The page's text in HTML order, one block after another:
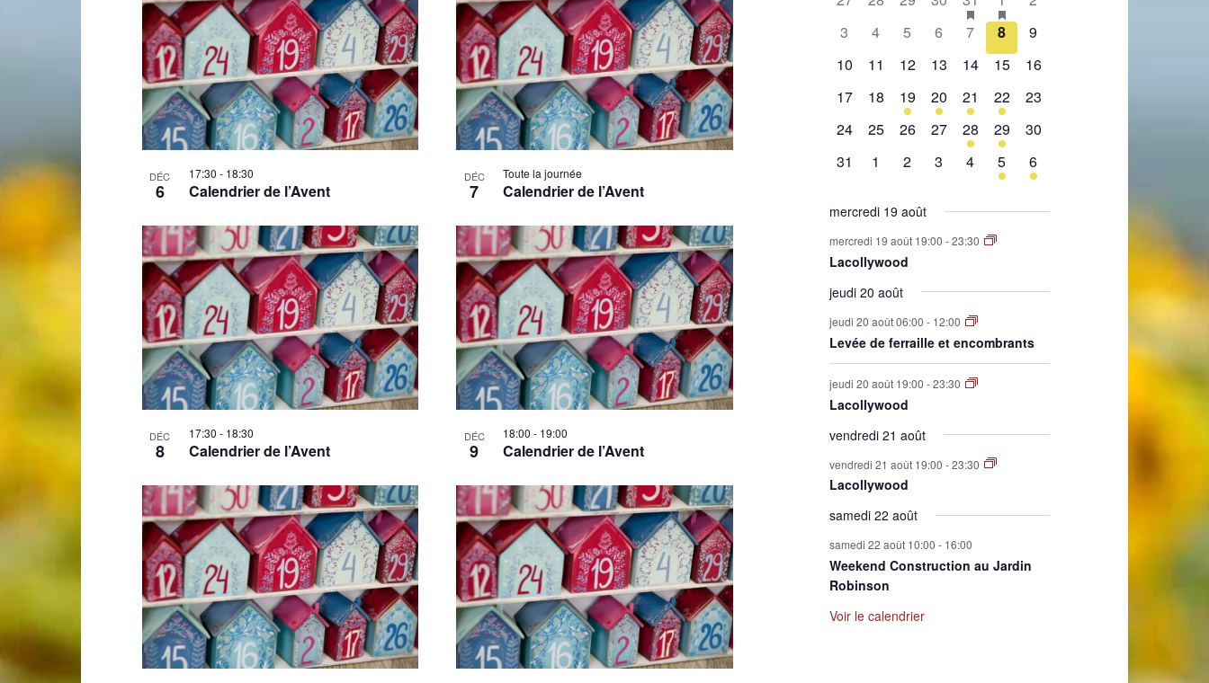
DÉC
6
17:30 - 18:30
Calendrier de l’Avent
DÉC
7
Toute la journée
Calendrier de l’Avent
DÉC
8
17:30 - 18:30
Calendrier de l’Avent
DÉC
9
18:00 - 19:00
Calendrier de l’Avent
de
Évènements
évènement,évènement,
évènement,évènements,
0
3
0
4
0
5
0
évènement,
6
0
évènement,
7
0
évènement,
8
0
9
0
10
0
11
0
12
0
13
0
14
0
15
0
16
0
évènement,
17
0
évènement,
18
1
évènement,
19
2
évènements,
20
1
évènement,
21
2
évènements,
22
0
23
0
24
0
25
0
évènement,
26
0
évènement,
27
1
évènement,
28
1
évènement,
29
0
30
0
31
0
1
0
2
0
évènement,
3
0
évènement,
4
1
évènement,
5
1
évènement,
6
mercredi 19 août
mercredi 19 août 19:00 -23:30
Lacollywood
jeudi 20 août
jeudi 20 août 06:00 - 12:00
Levée de ferraille et encombrants
jeudi 20 août 19:00 -23:30
Lacollywood
vendredi 21 août
vendredi 21 août 19:00 -23:30
Lacollywood
samedi 22 août
samedi 22 août 10:00 - 16:00
Weekend Construction au Jardin
Robinson
Voir le calendrier